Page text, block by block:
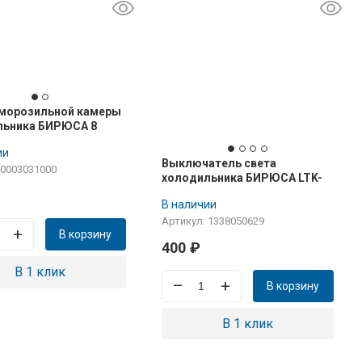
камеры
БИРЮСА 8
+ В корзину
В 1 клик
Выключатель света
холодильника БИРЮСА LTK-
В наличии
Артикул: 1338050629
400 ₽
– + В корзину
В 1 клик